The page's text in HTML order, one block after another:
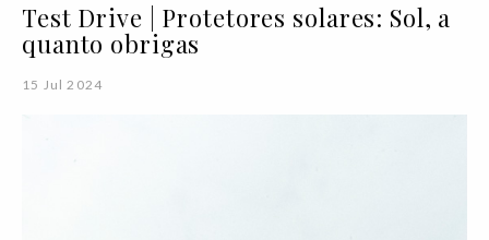
Test Drive | Protetores solares: Sol, a
quanto obrigas
15 Jul 2024